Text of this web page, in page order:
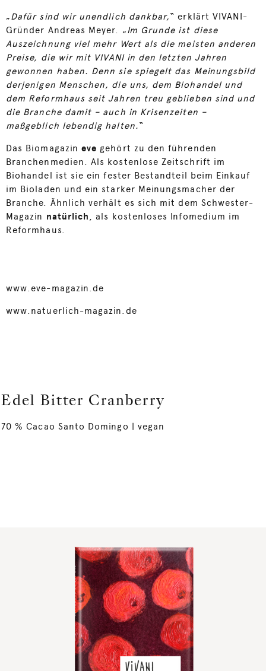
„Dafür sind wir unendlich dankbar,“ erklärt VIVANI-
Gründer Andreas Meyer. „Im Grunde ist diese
Auszeichnung viel mehr Wert als die meisten anderen
Preise, die wir mit VIVANI in den letzten Jahren
gewonnen haben. Denn sie spiegelt das Meinungsbild
derjenigen Menschen, die uns, dem Biohandel und
dem Reformhaus seit Jahren treu geblieben sind und
die Branche damit – auch in Krisenzeiten –
maßgeblich lebendig halten.“
Das Biomagazin eve gehört zu den führenden
Branchenmedien. Als kostenlose Zeitschrift im
Biohandel ist sie ein fester Bestandteil beim Einkauf
im Bioladen und ein starker Meinungsmacher der
Branche. Ähnlich verhält es sich mit dem Schwester-
Magazin natürlich, als kostenloses Infomedium im
Reformhaus.
www.eve-magazin.de
www.natuerlich-magazin.de
Edel Bitter Cranberry
70 % Cacao Santo Domingo | vegan